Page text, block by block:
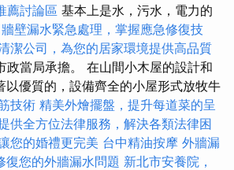
薦討論區 基本上是水，污水，電力的
牆壁漏水緊急處理，掌握應急修復技
潔公司，為您的居家環境提供高品質
政當局承擔。 在山間小木屋的設計和
以優質的，設備齊全的小屋形式放牧牛
技術 精美外燴擺盤，提升每道菜的呈
供全方位法律服務，解決各類法律困
您的婚禮更完美 台中精油按摩 外牆漏
復您的外牆漏水問題 新北市安養院，